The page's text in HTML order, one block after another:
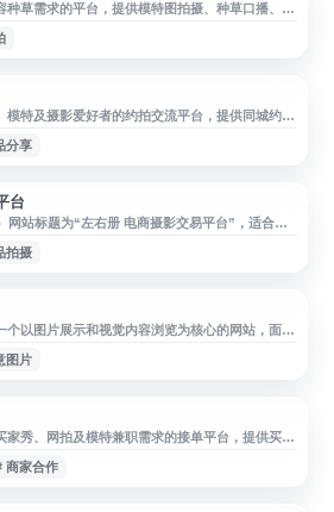
种草需求的平台，提供模特图拍摄、种草口播、短
。平台聚合种草达人和模特资源，支持通告主发
于买家秀、产品展示、短视频内容制作等场景，
模特及摄影爱好者的约拍交流平台，提供同城约
与摄影交流等相关服务。用户可通过平台寻找拍
摄影互动，适合人像摄影、创意拍摄及摄影兴趣
分享
台
站标题为“左右册 电商摄影交易平台”，适合关
交易服务的用户了解与访问。根据公开页面信
含电玩城、游戏大厅等内容，建议访问前核对网
拍摄
以图片展示和视觉内容浏览为核心的网站，面向
分享与在线访问服务。网站名称简洁易记，适合
觉内容及在线图文资源的用户访问参考。
图片
家秀、网拍及模特兼职需求的接单平台，提供买家
兼职信息服务。网站围绕“模特喵喵”“淘宝买家
特”等内容，方便商家寻找拍摄合作资源，也为模
商家合作